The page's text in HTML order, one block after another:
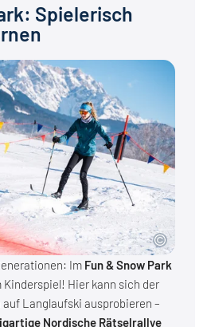
Spielerisch
Im Fun & Snow Park
Kinderspiel! Hier kann sich der
Langlaufski ausprobieren –
Nordische Rätselrallye